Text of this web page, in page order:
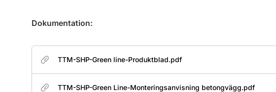
Dokumentation:
TTM-SHP-Green line-Produktblad.pdf
TTM-SHP-Green Line-Monteringsanvisning betongvägg.pdf